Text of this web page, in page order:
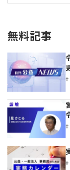
無料記事